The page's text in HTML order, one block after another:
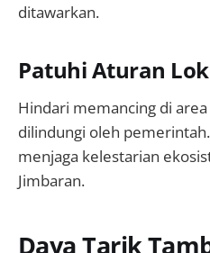
ditawarkan.
Patuhi Aturan
Hindari memancing di
dilindungi oleh
menjaga kelestarian
Jimbaran.
Daya Tarik